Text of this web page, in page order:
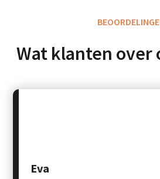
Wat klanten over
Eva